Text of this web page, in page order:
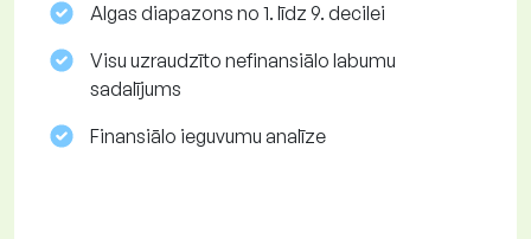
Algas diapazons no 1. līdz 9. decilei
Visu uzraudzīto nefinansiālo labumu
sadalījums
Finansiālo ieguvumu analīze